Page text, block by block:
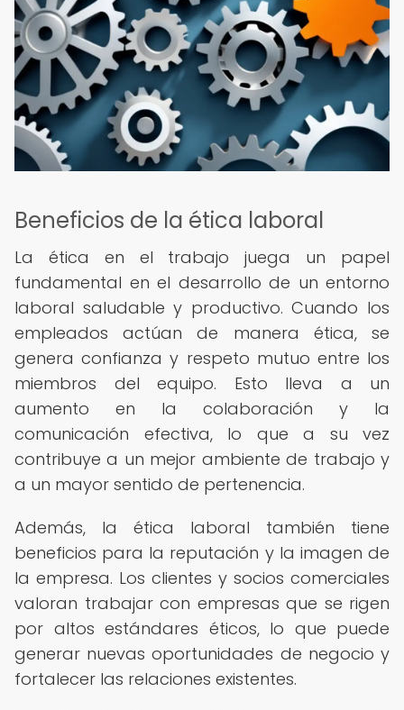
Beneficios de la ética laboral
La ética en el trabajo juega un papel
fundamental en el desarrollo de un entorno
laboral saludable y productivo. Cuando los
empleados actúan de manera ética, se
genera confianza y respeto mutuo entre los
miembros del equipo. Esto lleva a un
aumento en la colaboración y la
comunicación efectiva, lo que a su vez
contribuye a un mejor ambiente de trabajo y
a un mayor sentido de pertenencia.
Además, la ética laboral también tiene
beneficios para la reputación y la imagen de
la empresa. Los clientes y socios comerciales
valoran trabajar con empresas que se rigen
por altos estándares éticos, lo que puede
generar nuevas oportunidades de negocio y
fortalecer las relaciones existentes.